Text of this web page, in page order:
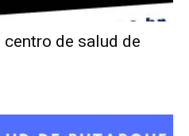
de salud de